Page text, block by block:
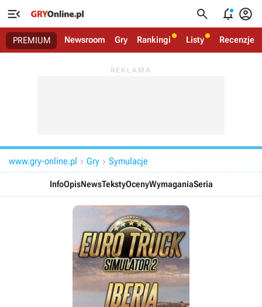
   
PREMIUM Newsroom Gry Rankingi Listy Recenzje
www.gry-online.pl  Gry  Symulacje
InfoOpisNewsTekstyOcenyWymaganiaSeria